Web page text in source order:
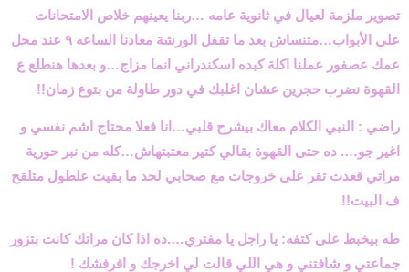
تصوير ملزمة لعيال في ثانوية عامه …ربنا يعينهم خلاص الامتحانات
على الأبواب…متنساش بعد ما تقفل الورشة معادنا الساعه ٩ عند محل
عمك عصفور عملنا اكلة كبده اسكندراني انما مزاج…و بعدها هنطلع ع
القهوة نضرب حجرين عشان اغلبك في دور طاولة من بتوع زمان!!
راضي : النبي الكلام معاك بيشرح قلبي…انا فعلا محتاج اشم نفسي و
اغير جو…. ده حتى القهوة بقالي كتير معتبتهاش…كله من نبر حورية
مراتي قعدت تقر على خروجات مع صحابي لحد ما بقيت علطول متلقح
ف البيت!!
طه بيخبط على كتفه: يا راجل يا مفتري….ده اذا كان مراتك كانت بتزور
جماعتي و شافتني و هي اللي قالت لي اخرجك و افرفشك !